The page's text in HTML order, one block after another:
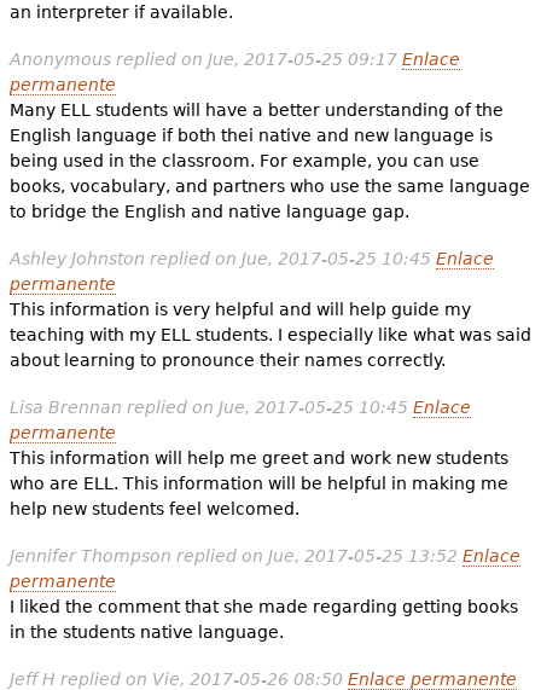
an interpreter if available.
Anonymousreplied on Jue, 2017-05-25 09:17 Enlace
permanente
Many ELL students will have a better understanding of the
English language if both thei native and new language is
being used in the classroom. For example, you can use
books, vocabulary, and partners who use the same language
to bridge the English and native language gap.
Ashley Johnston replied on Jue, 2017-05-25 10:45 Enlace
permanente
This information is very helpful and will help guide my
teaching with my ELL students. I especially like what was said
about learning to pronounce their names correctly.
Lisa Brennan replied on Jue, 2017-05-25 10:45 Enlace
permanente
This information will help me greet and work new students
who are ELL. This information will be helpful in making me
help new students feel welcomed.
Jennifer Thompson replied on Jue, 2017-05-25 13:52 Enlace
permanente
I liked the comment that she made regarding getting books
in the students native language.
Jeff H replied on Vie, 2017-05-26 08:50 Enlace permanente